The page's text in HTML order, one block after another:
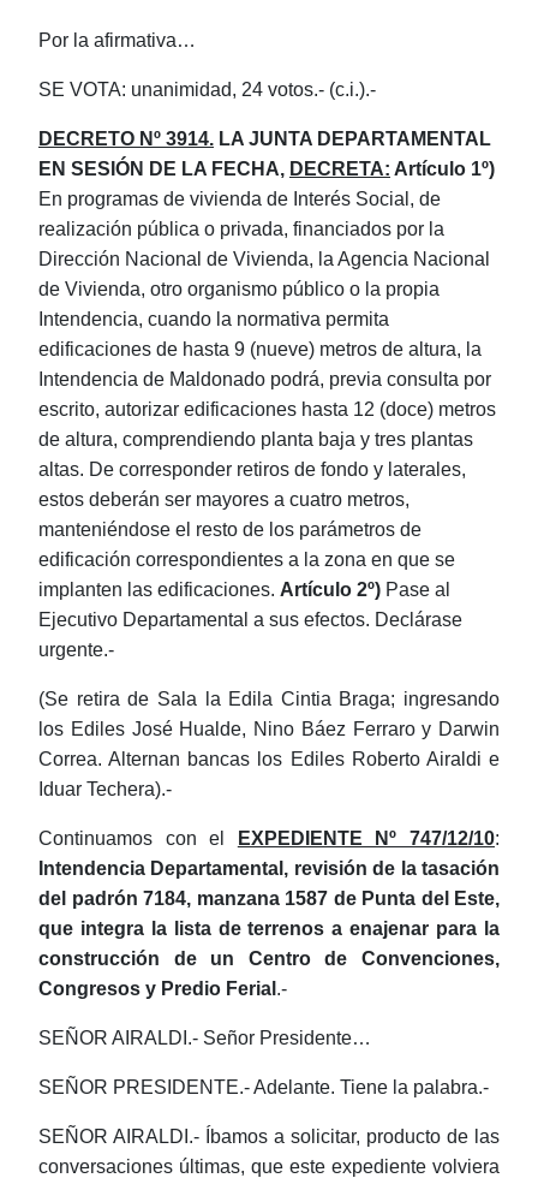
Por la afirmativa…
SE VOTA: unanimidad, 24 votos.- (c.i.).-
DECRETO Nº 3914. LA JUNTA DEPARTAMENTAL
EN SESIÓN DE LA FECHA, DECRETA: Artículo 1º)
En programas de vivienda de Interés Social, de
realización pública o privada, financiados por la
Dirección Nacional de Vivienda, la Agencia Nacional
de Vivienda, otro organismo público o la propia
Intendencia, cuando la normativa permita
edificaciones de hasta 9 (nueve) metros de altura, la
Intendencia de Maldonado podrá, previa consulta por
escrito, autorizar edificaciones hasta 12 (doce) metros
de altura, comprendiendo planta baja y tres plantas
altas. De corresponder retiros de fondo y laterales,
estos deberán ser mayores a cuatro metros,
manteniéndose el resto de los parámetros de
edificación correspondientes a la zona en que se
implanten las edificaciones. Artículo 2º) Pase al
Ejecutivo Departamental a sus efectos. Declárase
urgente.-
(Se retira de Sala la Edila Cintia Braga; ingresando
los Ediles José Hualde, Nino Báez Ferraro y Darwin
Correa. Alternan bancas los Ediles Roberto Airaldi e
Iduar Techera).-
Continuamos con el EXPEDIENTE Nº 747/12/10:
Intendencia Departamental, revisión de la tasación
del padrón 7184, manzana 1587 de Punta del Este,
que integra la lista de terrenos a enajenar para la
construcción de un Centro de Convenciones,
Congresos y Predio Ferial .-
SEÑOR AIRALDI.- Señor Presidente…
SEÑOR PRESIDENTE.- Adelante. Tiene la palabra.-
SEÑOR AIRALDI.- Íbamos a solicitar, producto de las
conversaciones últimas, que este expediente volviera